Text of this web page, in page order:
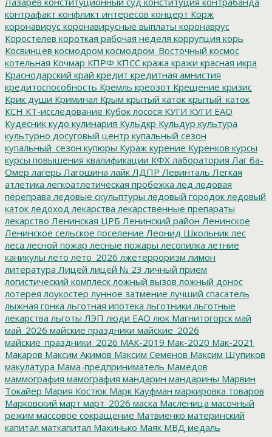
контрафакт конфликт интересов концерт Корж
коронавирус коронавирусные выплаты коронаврус
Коростелев короткая рабочая неделя коррупция корь
Косвинцев космодром космодром_Восточный космос
котельная Кочмар КПРФ КПСС кража кражи красная икра
Краснодарский край кредит кредитная амнистия
кредитоспособность Кремль креозот Крещение кризис
Крик души Криминал Крым крытый каток крытый_каток
КСН КТ-исследование Кубок лосося КУГИ КУГИ ЕАО
Кудесник кудо кулинария Кульдкр Кульдур культура
культурно досуговый центр купальный сезон
купальный_сезон купюры Кураж курение Куренков курсы
курсы повышения квалификации КФХ лаборатория Лаг ба-
Омер лагерь Лагошина лайк ЛДПР Левинталь Легкая
атлетика легкоатлетическая пробежка лед ледовая
переправа ледовые скульптуры ледовый городок ледовый
каток ледоход лекарства лекарственные препараты
лекарство Ленинская ЦРБ Ленинский район Ленинское
Ленинское сельское поселение Леонид Школьник лес
леса лесной пожар лесные пожары лесопилка летние
каникулы лето лето_2026 лжетерроризм лимон
литература Лицей лицей № 23 личный прием
логистический комплеск ложный вызов ложный донос
лотерея лоукостер лунное затмение лучший спасатель
лыжная гонка льготная ипотека льготники льготные
лекарства льготы ЛЭП люди ЕАО люк Магнитогорск май
май_2026 майские праздники майские_2026
майские_праздники_2026 МАК-2019 Мак-2020 Мак-2021
Макаров Максим Акимов Максим Семенов Максим Шупиков
макулатура Мама-предприниматель Мамедов
маммография мамография мандарин мандарины Марвин
Токайер Мария Костюк Марк Кауфман маркировка товаров
Марковский март март_2026 маска Масленица масочный
режим массовое сокращение Матвиенко материнский
капитал маткапитал Махинько Маяк МВД медаль